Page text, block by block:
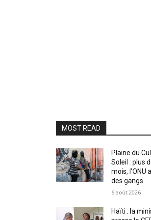
MOST READ
Plaine du
Soleil : plus
mois, l’ONU
des gangs
6 août 2026
Haïti : la